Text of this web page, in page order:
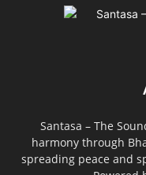
Santasa – The
harmony through
spreading peace and